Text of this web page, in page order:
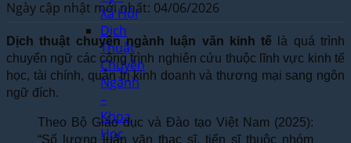
Xã Hội
Dịch
Thuật
Chuyên
Ngành
–
Khoa
Học
Ngày cập nhật mới nhất: 04/06/2026
Dịch thuật chuyên ngành luận văn kinh tế là quá trình
chuyển ngữ các công trình nghiên cứu thuộc lĩnh vực kinh tế
học, tài chính, quản trị kinh doanh và thương mại sang ngôn
ngữ đích.
Theo Bộ Giáo dục và Đào tạo Việt Nam (2025):
“Số lượng luận văn thạc sĩ, tiến sĩ thuộc nhóm